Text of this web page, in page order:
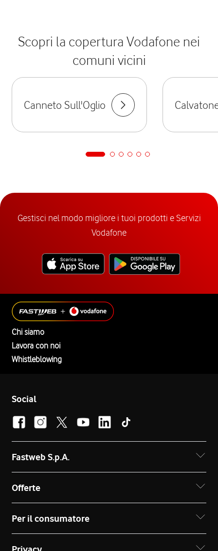
Scopri la copertura Vodafone nei
comuni vicini
Canneto Sull'Oglio
Gestisci nel modo migliore i tuoi prodotti e Servizi
Vodafone
Chi siamo
Lavora con noi
Whistleblowing
Social
Fastweb S.p.A.
Offerte
Per il consumatore